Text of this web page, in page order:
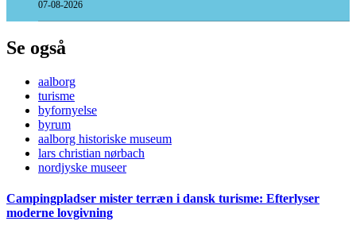
07-08-2026
Se også
aalborg
turisme
byfornyelse
byrum
aalborg historiske museum
lars christian nørbach
nordjyske museer
Campingpladser mister terræn i dansk turisme: Efterlyser
moderne lovgivning